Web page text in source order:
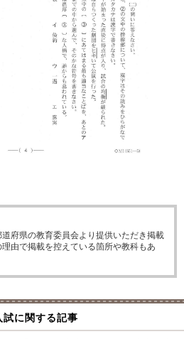
府県の教育委員会より提供いただき掲載
由で掲載を控えている箇所や教科もあ
試に関する記事